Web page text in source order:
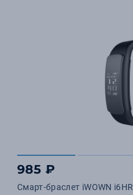
985 ₽
Смарт-браслет iWOWN i6HR